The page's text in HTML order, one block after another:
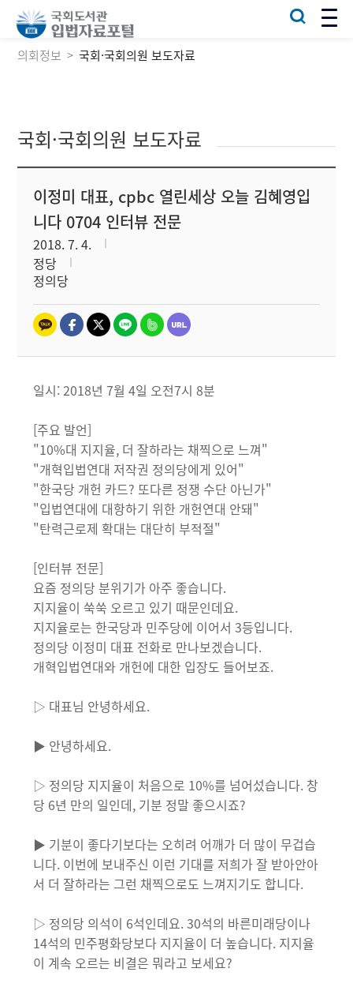
의회정보 국회·국회의원 보도자료
국회·국회의원 보도자료
이정미 대표, cpbc 열린세상 오늘 김혜영입
니다 0704 인터뷰 전문
2018. 7. 4.
정당
정의당
일시: 2018년 7월 4일 오전7시 8분
[주요 발언]
"10%대 지지율, 더 잘하라는 채찍으로 느껴"
"개혁입법연대 저작권 정의당에게 있어"
"한국당 개헌 카드? 또다른 정쟁 수단 아닌가"
"입법연대에 대항하기 위한 개헌연대 안돼"
"탄력근로제 확대는 대단히 부적절"
[인터뷰 전문]
요즘 정의당 분위기가 아주 좋습니다.
지지율이 쑥쑥 오르고 있기 때문인데요.
지지율로는 한국당과 민주당에 이어서 3등입니다.
정의당 이정미 대표 전화로 만나보겠습니다.
개혁입법연대와 개헌에 대한 입장도 들어보죠.
▷ 대표님 안녕하세요.
▶ 안녕하세요.
▷ 정의당 지지율이 처음으로 10%를 넘어섰습니다. 창
당 6년 만의 일인데, 기분 정말 좋으시죠?
▶ 기분이 좋다기보다는 오히려 어깨가 더 많이 무겁습
니다. 이번에 보내주신 이런 기대를 저희가 잘 받아안아
서 더 잘하라는 그런 채찍으로도 느껴지기도 합니다.
▷ 정의당 의석이 6석인데요. 30석의 바른미래당이나
14석의 민주평화당보다 지지율이 더 높습니다. 지지율
이 계속 오르는 비결은 뭐라고 보세요?